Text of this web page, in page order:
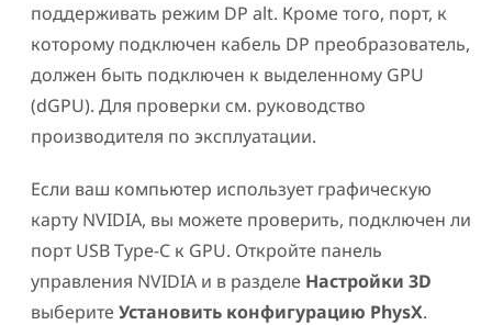
поддерживать режим DP alt. Кроме того, порт, к
которому подключен кабель DP преобразователь,
должен быть подключен к выделенному GPU
(dGPU). Для проверки см. руководство
производителя по эксплуатации.
Если ваш компьютер использует графическую
карту NVIDIA, вы можете проверить, подключен ли
порт USB Type-Cк GPU. Откройте панель
управления NVIDIAи в разделе Настройки 3D
выберите Установить конфигурацию PhysX.